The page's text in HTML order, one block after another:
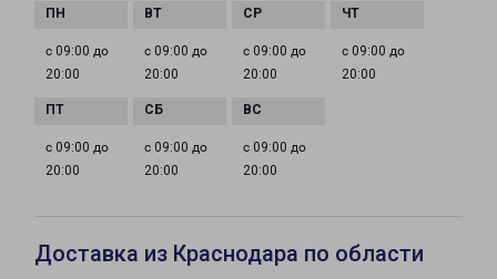
с 09:00 до
20:00
с 09:00 до
20:00
с 09:00 до
20:00
с 09:00 до
20:00
с 09:00 до
20:00
с 09:00 до
20:00
с 09:00 до
20:00
Доставка из Краснодара по области